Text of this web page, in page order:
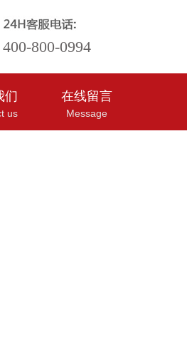
400-800-0994
us
们 在线留言
Message